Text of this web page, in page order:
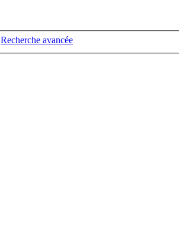
Recherche avancée